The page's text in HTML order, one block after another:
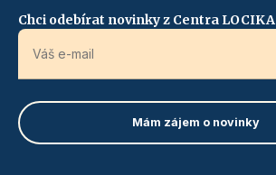
Chci odebírat novinky z Centra LOCIKA